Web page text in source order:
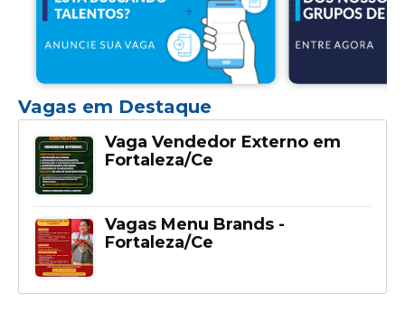
Vagas em Destaque
Vaga Vendedor Externo em
Fortaleza/Ce
Vagas Menu Brands -
Fortaleza/Ce